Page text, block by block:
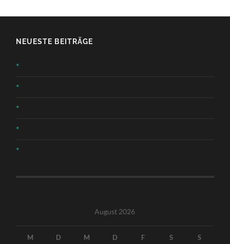
NEUESTE BEITRÄGE
*
*
*
*
*
August 2026
M D M D F S S